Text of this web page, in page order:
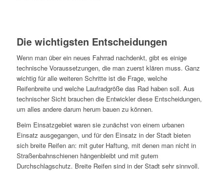
Die wichtigsten Entscheidungen
Wenn man über ein neues Fahrrad nachdenkt, gibt es einige
technische Voraussetzungen, die man zuerst klären muss. Ganz
wichtig für alle weiteren Schritte ist die Frage, welche
Reifenbreite und welche Laufradgröße das Rad haben soll. Aus
technischer Sicht brauchen die Entwickler diese Entscheidungen,
um alles andere darum herum bauen zu können.
Beim Einsatzgebiet waren sie zunächst von einem urbanen
Einsatz ausgegangen, und für den Einsatz in der Stadt bieten
sich breite Reifen an: mit guter Haftung, mit denen man nicht in
Straßenbahnschienen hängenbleibt und mit gutem
Durchschlagschutz. Breite Reifen sind in der Stadt sehr sinnvoll.